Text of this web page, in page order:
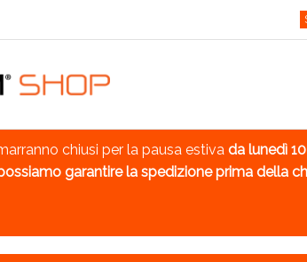
chiusi per la pausa estiva da lunedì
garantire la spedizione prima della